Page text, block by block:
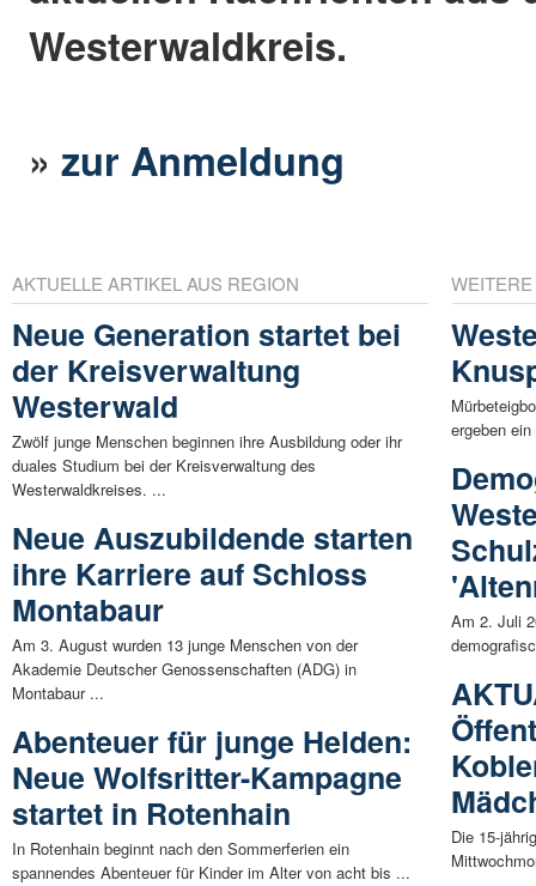
Westerwaldkreis.
»zur Anmeldung
AKTUELLE ARTIKEL AUS REGION
Neue Generation startet bei
der Kreisverwaltung
Westerwald
Zwölf junge Menschen beginnen ihre Ausbildung oder ihr
duales Studium bei der Kreisverwaltung des
Westerwaldkreises. ...
Neue Auszubildende starten
ihre Karriere auf Schloss
Montabaur
Am 3. August wurden 13 junge Menschen von der
Akademie Deutscher Genossenschaften (ADG) in
Montabaur ...
Abenteuer für junge Helden:
Neue Wolfsritter-Kampagne
startet in Rotenhain
In Rotenhain beginnt nach den Sommerferien ein
spannendes Abenteuer für Kinder im Alter von acht bis ...
ergeben
Am 2. Juli
Die 15-